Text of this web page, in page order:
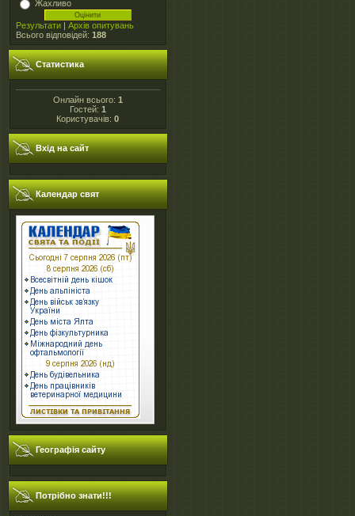
Жахливо
Результати | Архів опитувань
Всього відповідей: 188
Статистика
Онлайн всього: 1
Гостей: 1
Користувачів:0
Вхід на сайт
Календар свят
Географія сайту
Потрібно знати!!!